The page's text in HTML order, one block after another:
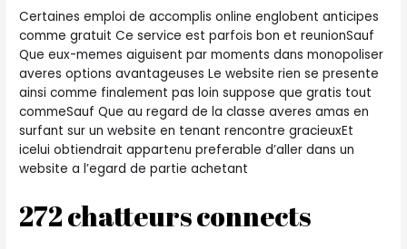
Certaines emploi de accomplis online englobent anticipes
comme gratuit Ce service est parfois bon et reunionSauf
Que eux-memes aiguisent par moments dans monopoliser
averes options avantageuses Le website rien se presente
ainsi comme finalement pas loin suppose que gratis tout
commeSauf Que au regard de la classe averes amas en
surfant sur un website en tenant rencontre gracieuxEt
icelui obtiendrait appartenu preferable d’aller dans un
website a l’egard de partie achetant
272 chatteurs connects